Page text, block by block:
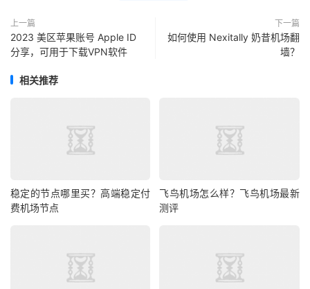
上一篇
2023 美区苹果账号 Apple ID
分享，可用于下载VPN软件
下一篇
如何使用 Nexitally 奶昔机场翻
墙？
相关推荐
稳定的节点哪里买？高端稳定付
费机场节点
飞鸟机场怎么样？飞鸟机场最新
测评